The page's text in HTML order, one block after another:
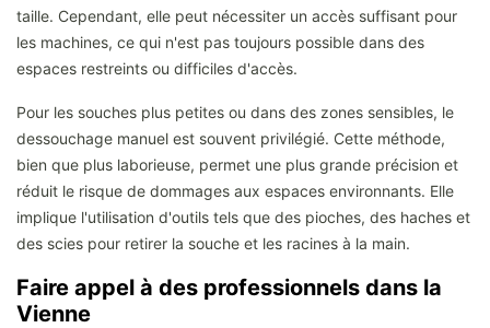
taille. Cependant, elle peut nécessiter un accès suffisant pour
les machines, ce qui n'est pas toujours possible dans des
espaces restreints ou difficiles d'accès.
Pour les souches plus petites ou dans des zones sensibles, le
dessouchage manuel est souvent privilégié. Cette méthode,
bien que plus laborieuse, permet une plus grande précision et
réduit le risque de dommages aux espaces environnants. Elle
implique l'utilisation d'outils tels que des pioches, des haches et
des scies pour retirer la souche et les racines à la main.
Faire appel à des professionnels dans la
Vienne